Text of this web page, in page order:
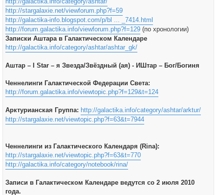
http://stargalaxie.net/viewforum.php?f=59
http://galactika-info.blogspot.com/p/bl ... _7414.html
http://forum.galactika.info/viewforum.php?f=129 (по хронологии)
Записки Аштара в Галактическом Календаре
http://galactika.info/category/ashtar/ashtar_gk/
Аштар – I Star – я Звезда/Звёздный (ая) - ИШтар – Бог/Богиня
Ченнелинги Галактической Федерации Света:
http://forum.galactika.info/viewtopic.php?f=129&t=124
Арктурианская Группа: http://galactika.info/category/ashtar/arktur/
http://stargalaxie.net/viewtopic.php?f=63&t=7944
Ченнелинги из Галактического Календаря (Rina):
http://stargalaxie.net/viewtopic.php?f=63&t=770
http://galactika.info/category/notebook/rina/
Записи в Галактическом Календаре ведутся со 2 июля 2010
года.